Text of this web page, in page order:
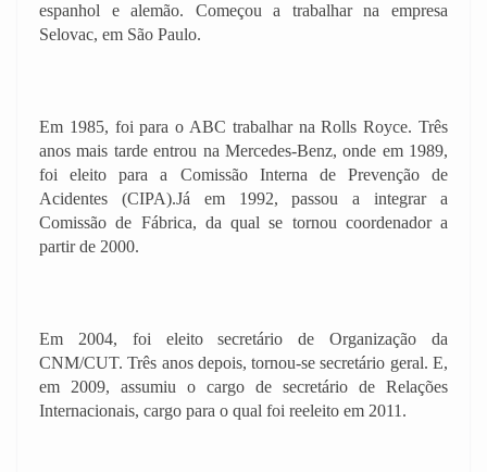
espanhol e alemão. Começou a trabalhar na empresa
Selovac, em São Paulo.
Em 1985, foi para o ABC trabalhar na Rolls Royce. Três
anos mais tarde entrou na Mercedes-Benz, onde em 1989,
foi eleito para a Comissão Interna de Prevenção de
Acidentes (CIPA).Já em 1992, passou a integrar a
Comissão de Fábrica, da qual se tornou coordenador a
partir de 2000.
Em 2004, foi eleito secretário de Organização da
CNM/CUT. Três anos depois, tornou-se secretário geral. E,
em 2009, assumiu o cargo de secretário de Relações
Internacionais, cargo para o qual foi reeleito em 2011.